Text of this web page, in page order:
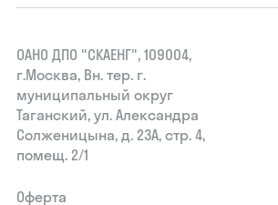
ОАНО ДПО "СКАЕНГ", 109004,
г.Москва, Вн. тер. г.
муниципальный округ
Таганский, ул. Александра
Солженицына, д. 23А, стр. 4,
помещ. 2/1
Оферта